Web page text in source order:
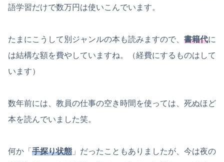
語学習だけで数万円は使いこんでいます。
たまにこうして別ジャンルの本も読みますので、 書籍代に
は結構な額を費やしていますね。（経費にするものはして
います）
数年前には、教員の仕事の空き時間を使っては、死ぬほど
本を読んでいました笑。
何か「 手探り状態 」だったこともありましたが、今は夜の